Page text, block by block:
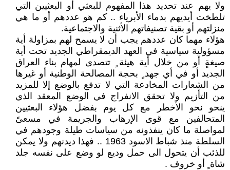
ولا يهم عند تحديد هذا المفهوم للبعثي أو البعثيين التي
تلطخت أيديهم بدماء الأبرياء .. كم هو عددهم أو ما هي
منزلتهم أو بقية تصنيفاتهم الأثنية والاجتماعية.
هؤلاء مهما كان عددهم يجب أن لا يسمح لهم بمزاولة أية
مسؤولية سياسية في العهد الديمقراطي الجديد تحت أية
صيغةٍ أو من خلال أية هيئة ٍ تتصدى لمهام بناء العراق
الجديد أو في أي جهد ٍ بحجة المصالحة الوطنية أو غيرها
من الشعارات المخادعة التي لا تدفع بالوضع إلا للمزيد
من التأزيم ولا تحقق الانفراج في الوضع المعقد الذي
ينحو نحو الأخطر مع كل يوم بفضل هؤلاء البعثيين
المتحالفين مع قوى الإرهاب والجريمة في مسعىً
لمواصلة ما كان ينفذونه من سياسات طيلة وجودهم في
السلطة منذ شباط الاسود 1963 .. فهذا ديدنهم ولا يمكن
للذئب أن يتحول الى حمل وديع لو وضع على نفسه جلد
شاة ٍ أو خروف .